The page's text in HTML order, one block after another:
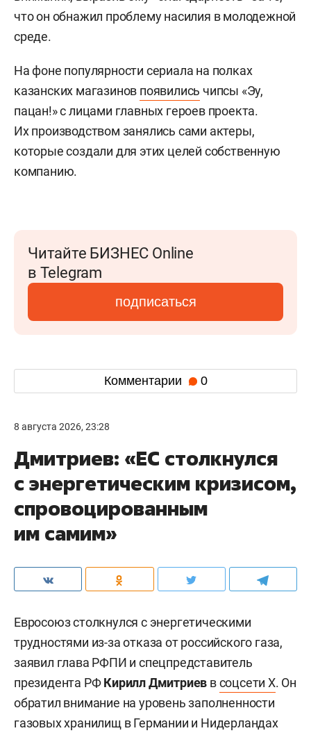
что он обнажил проблему насилия в молодежной
среде.
На фоне популярности сериала на полках
казанских магазинов появились чипсы «Эу,
пацан!» с лицами главных героев проекта.
Их производством занялись сами актеры,
которые создали для этих целей собственную
компанию.
Читайте БИЗНЕС Online
в Telegram
подписаться
Комментарии 0
8 августа 2026, 23:28
Дмитриев: «ЕС столкнулся
с энергетическим кризисом,
спровоцированным
им самим»
Евросоюз столкнулся с энергетическими
трудностями из-за отказа от российского газа,
заявил глава РФПИ и спецпредставитель
президента РФКирилл Дмитриев всоцсети X. Он
обратил внимание на уровень заполненности
газовых хранилищ в Германии и Нидерландах